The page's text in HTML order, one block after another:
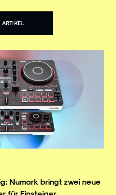
ARTIKEL
Numark bringt zwei neue